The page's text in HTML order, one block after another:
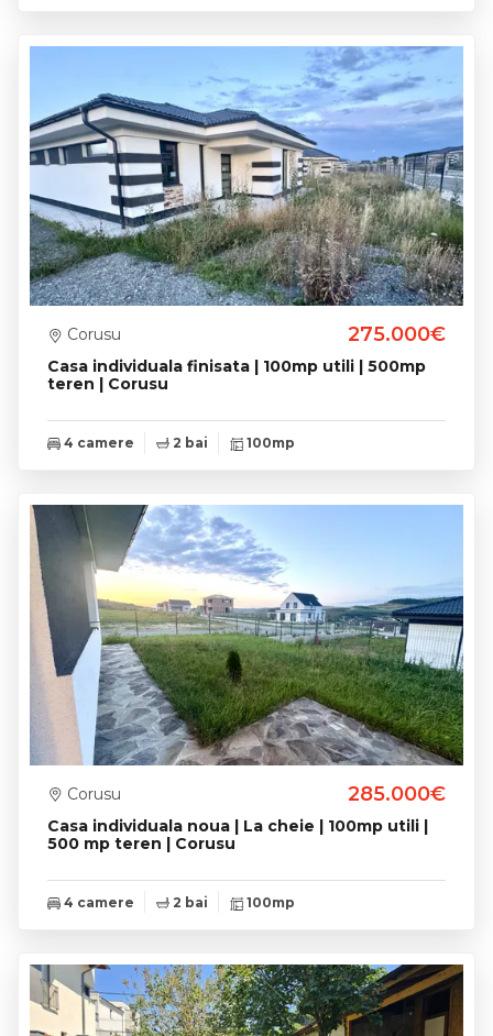
Casa individuala finisata | 100mp utili | 500mp
teren | Corusu
Corusu 275.000€
4 camere 2 bai 100mp
Casa individuala noua | La cheie | 100mp utili |
500 mp teren | Corusu
Corusu 285.000€
4 camere 2 bai 100mp